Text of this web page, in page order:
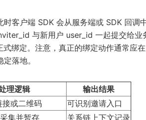
客户端 SDK 会从服务端或 SDK 回调
与新用户 user_id 一起提交给业
绑定。注意，真正的绑定动作通常应
落地。
理逻辑
输出结果
或二维码
可识别邀请入口
集并暂存 关系链上下文记录